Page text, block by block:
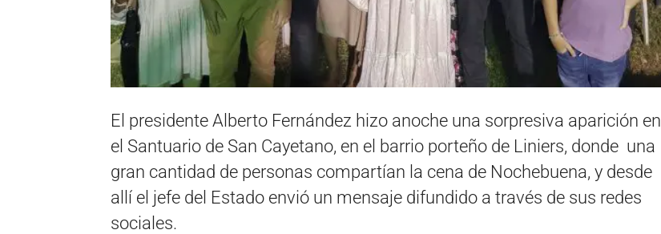
El presidente Alberto Fernández hizo anoche una sorpresiva aparición en
el Santuario de San Cayetano, en el barrio porteño de Liniers, donde una
gran cantidad de personas compartían la cena de Nochebuena, y desde
allí el jefe del Estado envió un mensaje difundido a través de sus redes
sociales.